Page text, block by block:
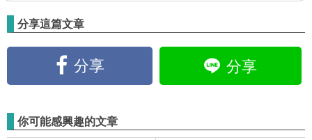
分享這篇文章
分享 分享
你可能感興趣的文章